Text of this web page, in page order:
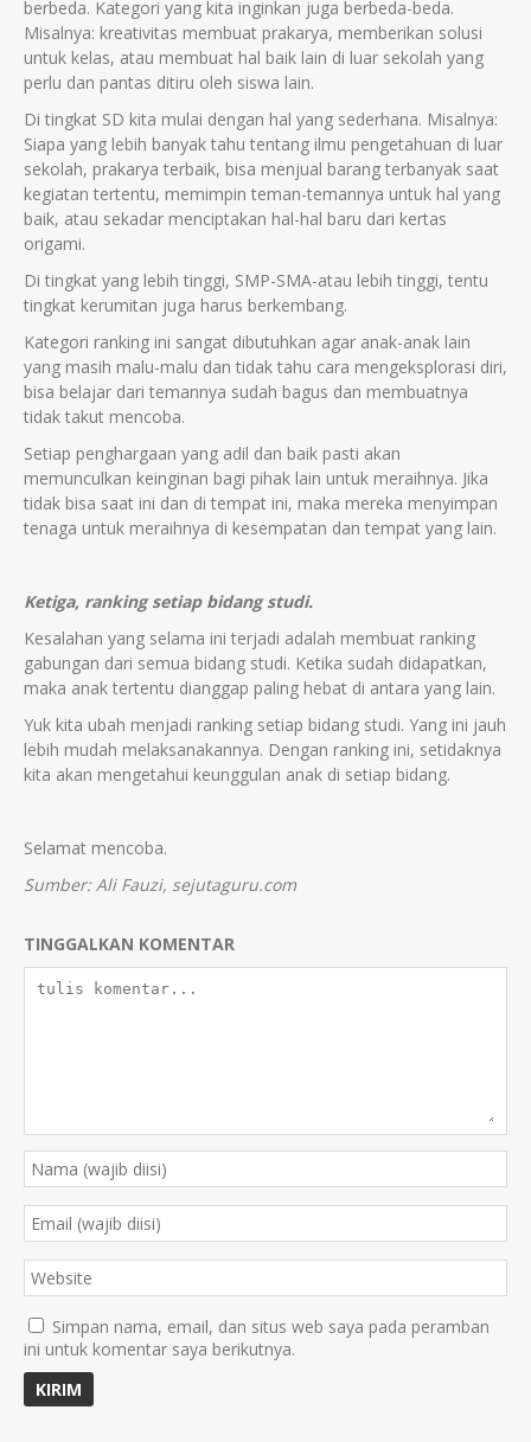
berbeda. Kategori yang kita inginkan juga berbeda-beda.
Misalnya: kreativitas membuat prakarya, memberikan solusi
untuk kelas, atau membuat hal baik lain di luar sekolah yang
perlu dan pantas ditiru oleh siswa lain.
Di tingkat SD kita mulai dengan hal yang sederhana. Misalnya:
Siapa yang lebih banyak tahu tentang ilmu pengetahuan di luar
sekolah, prakarya terbaik, bisa menjual barang terbanyak saat
kegiatan tertentu, memimpin teman-temannya untuk hal yang
baik, atau sekadar menciptakan hal-hal baru dari kertas
origami.
Di tingkat yang lebih tinggi, SMP-SMA-atau lebih tinggi, tentu
tingkat kerumitan juga harus berkembang.
Kategori ranking ini sangat dibutuhkan agar anak-anak lain
yang masih malu-malu dan tidak tahu cara mengeksplorasi diri,
bisa belajar dari temannya sudah bagus dan membuatnya
tidak takut mencoba.
Setiap penghargaan yang adil dan baik pasti akan
memunculkan keinginan bagi pihak lain untuk meraihnya. Jika
tidak bisa saat ini dan di tempat ini, maka mereka menyimpan
tenaga untuk meraihnya di kesempatan dan tempat yang lain.
Ketiga, ranking setiap bidang studi.
Kesalahan yang selama ini terjadi adalah membuat ranking
gabungan dari semua bidang studi. Ketika sudah didapatkan,
maka anak tertentu dianggap paling hebat di antara yang lain.
Yuk kita ubah menjadi ranking setiap bidang studi. Yang ini jauh
lebih mudah melaksanakannya. Dengan ranking ini, setidaknya
kita akan mengetahui keunggulan anak di setiap bidang.
Selamat mencoba.
Sumber: Ali Fauzi, sejutaguru.com
TINGGALKAN KOMENTAR
Simpan nama, email, dan situs web saya pada peramban
ini untuk komentar saya berikutnya.